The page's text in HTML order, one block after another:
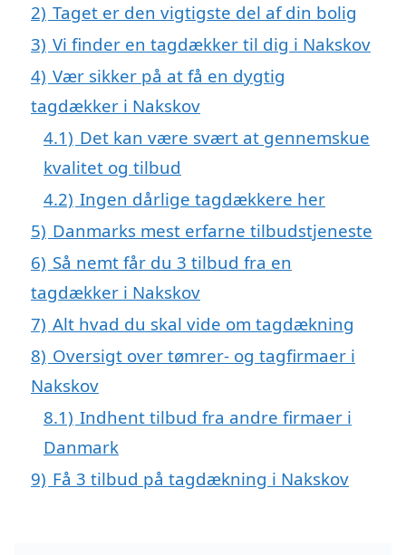
2) Taget er den vigtigste del af din bolig
3) Vi finder en tagdækker til dig i Nakskov
4) Vær sikker på at få en dygtig
tagdækker i Nakskov
4.1) Det kan være svært at gennemskue
kvalitet og tilbud
4.2) Ingen dårlige tagdækkere her
5) Danmarks mest erfarne tilbudstjeneste
6) Så nemt får du 3 tilbud fra en
tagdækker i Nakskov
7) Alt hvad du skal vide om tagdækning
8) Oversigt over tømrer- og tagfirmaer i
Nakskov
8.1) Indhent tilbud fra andre firmaer i
Danmark
9) Få 3 tilbud på tagdækning i Nakskov